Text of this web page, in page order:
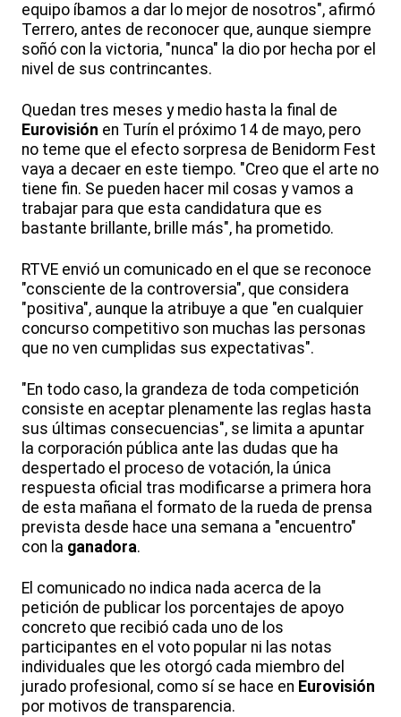
equipo íbamos a dar lo mejor de nosotros", afirmó
Terrero, antes de reconocer que, aunque siempre
soñó con la victoria, "nunca" la dio por hecha por el
nivel de sus contrincantes.
Quedan tres meses y medio hasta la final de
Eurovisión en Turín el próximo 14 de mayo, pero
no teme que el efecto sorpresa de Benidorm Fest
vaya a decaer en este tiempo. "Creo que el arte no
tiene fin. Se pueden hacer mil cosas y vamos a
trabajar para que esta candidatura que es
bastante brillante, brille más", ha prometido.
RTVE envió un comunicado en el que se reconoce
"consciente de la controversia", que considera
"positiva", aunque la atribuye a que "en cualquier
concurso competitivo son muchas las personas
que no ven cumplidas sus expectativas".
"En todo caso, la grandeza de toda competición
consiste en aceptar plenamente las reglas hasta
sus últimas consecuencias", se limita a apuntar
la corporación pública ante las dudas que ha
despertado el proceso de votación, la única
respuesta oficial tras modificarse a primera hora
de esta mañana el formato de la rueda de prensa
prevista desde hace una semana a "encuentro"
con la ganadora.
El comunicado no indica nada acerca de la
petición de publicar los porcentajes de apoyo
concreto que recibió cada uno de los
participantes en el voto popular ni las notas
individuales que les otorgó cada miembro del
jurado profesional, como sí se hace en Eurovisión
por motivos de transparencia.